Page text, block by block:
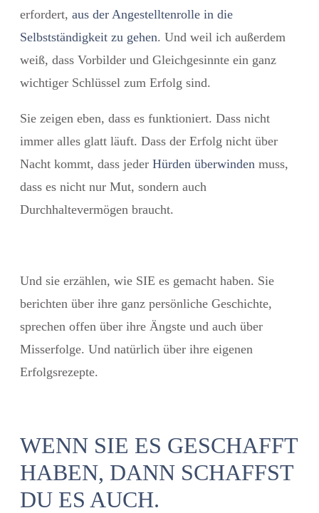
erfordert, aus der Angestelltenrolle in die
Selbstständigkeit zu gehen. Und weil ich außerdem
weiß, dass Vorbilder und Gleichgesinnte ein ganz
wichtiger Schlüssel zum Erfolg sind.
Sie zeigen eben, dass es funktioniert. Dass nicht
immer alles glatt läuft. Dass der Erfolg nicht über
Nacht kommt, dass jeder Hürden überwinden muss,
dass es nicht nur Mut, sondern auch
Durchhaltevermögen braucht.
Und sie erzählen, wie SIE es gemacht haben. Sie
berichten über ihre ganz persönliche Geschichte,
sprechen offen über ihre Ängste und auch über
Misserfolge. Und natürlich über ihre eigenen
Erfolgsrezepte.
WENN SIE ES GESCHAFFT
HABEN, DANN SCHAFFST
DU ES AUCH.